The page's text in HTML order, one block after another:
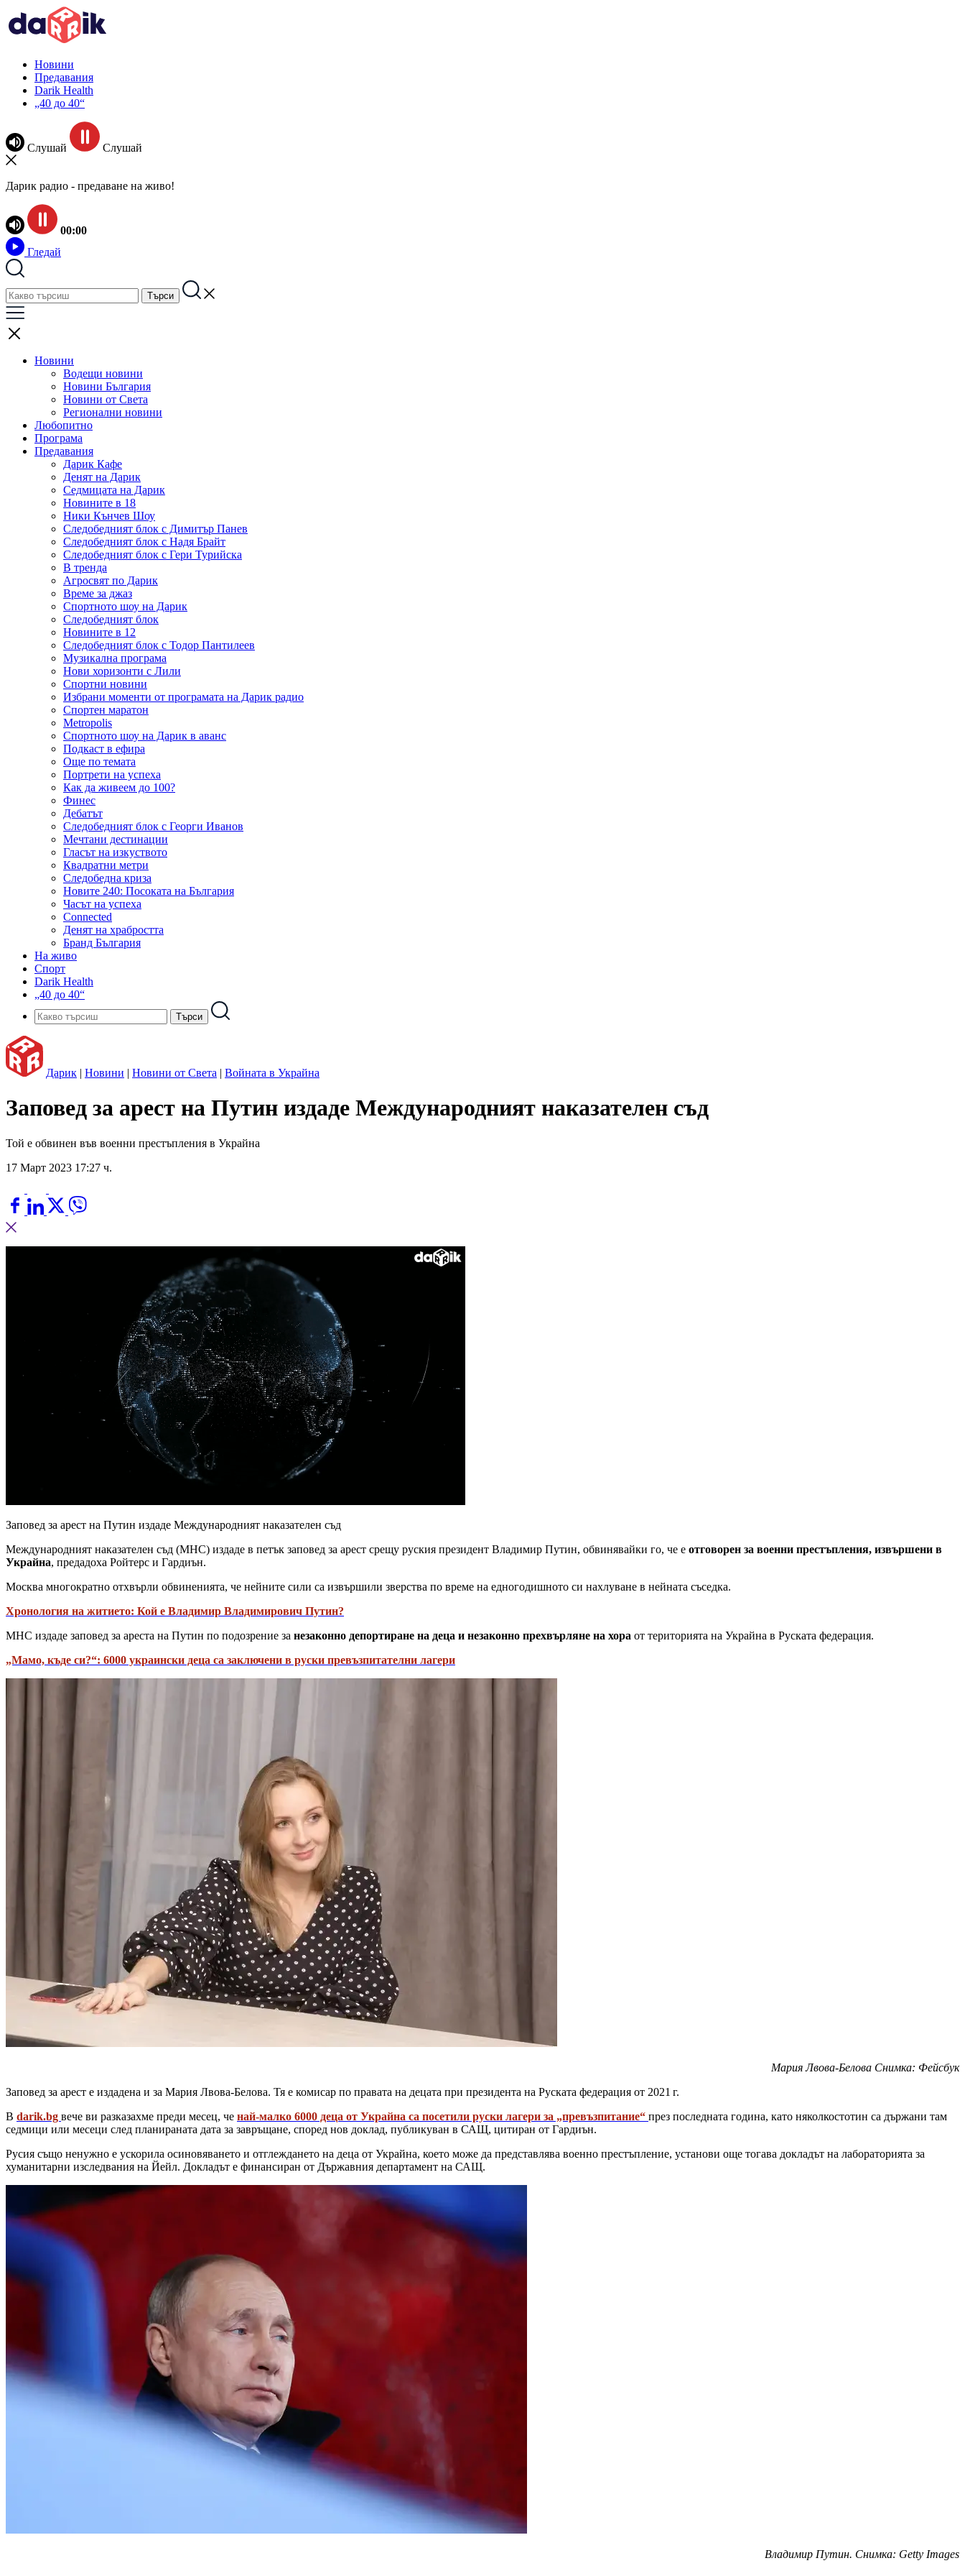
Новини
Предавания
Darik Health
„40 до 40“
Слушай Слушай
Дарик радио - предаване на живо!
00:00
Гледай
Новини
Водещи новини
Новини България
Новини от Света
Регионални новини
Любопитно
Програма
Предавания
Дарик Кафе
Денят на Дарик
Седмицата на Дарик
Новините в 18
Ники Кънчев Шоу
Следобедният блок с Димитър Панев
Следобедният блок с Надя Брайт
Следобедният блок с Гери Турийска
В тренда
Агросвят по Дарик
Време за джаз
Спортното шоу на Дарик
Следобедният блок
Новините в 12
Следобедният блок с Тодор Пантилеев
Музикална програма
Нови хоризонти с Лили
Спортни новини
Избрани моменти от програмата на Дарик радио
Спортен маратон
Metropolis
Спортното шоу на Дарик в аванс
Подкаст в ефира
Още по темата
Портрети на успеха
Как да живеем до 100?
Финес
Дебатът
Следобедният блок с Георги Иванов
Мечтани дестинации
Гласът на изкуството
Квадратни метри
Следобедна криза
Новите 240: Посоката на България
Часът на успеха
Connected
Денят на храбростта
Бранд България
На живо
Спорт
Darik Health
„40 до 40“
Дарик | Новини | Новини от Света | Войната в Украйна
Заповед за арест на Путин издаде Международният наказателен съд
Той е обвинен във военни престъпления в Украйна
17 Март 2023 17:27 ч.
Заповед за арест на Путин издаде Международният наказателен съд
Международният наказателен съд (МНС) издаде в петък заповед за арест срещу руския президент Владимир Путин, обвинявайки го, че е отговорен за военни престъпления, извършени в
Украйна, предадоха Ройтерс и Гардиън.
Москва многократно отхвърли обвиненията, че нейните сили са извършили зверства по време на едногодишното си нахлуване в нейната съседка.
Хронология на житието: Кой е Владимир Владимирович Путин?
МНС издаде заповед за ареста на Путин по подозрение за незаконно депортиране на деца и незаконно прехвърляне на хора от територията на Украйна в Руската федерация.
„Мамо, къде си?“: 6000 украински деца са заключени в руски превъзпитателни лагери
Мария Лвова-Белова Снимка: Фейсбук
Заповед за арест е издадена и за Мария Лвова-Белова. Тя е комисар по правата на децата при президента на Руската федерация от 2021 г.
В darik.bg вече ви разказахме преди месец, че най-малко 6000 деца от Украйна са посетили руски лагери за „превъзпитание“ през последната година, като няколкостотин са държани там
седмици или месеци след планираната дата за завръщане, според нов доклад, публикуван в САЩ, цитиран от Гардиън.
Русия също ненужно е ускорила осиновяването и отглеждането на деца от Украйна, което може да представлява военно престъпление, установи още тогава докладът на лабораторията за
хуманитарни изследвания на Йейл. Докладът е финансиран от Държавния департамент на САЩ.
Владимир Путин. Снимка: Getty Images